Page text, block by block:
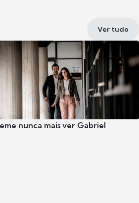
Ver tudo
nunca mais ver Gabriel